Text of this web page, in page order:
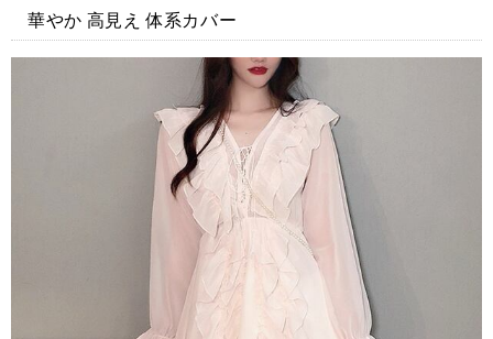
華やか 高見え 体系カバー